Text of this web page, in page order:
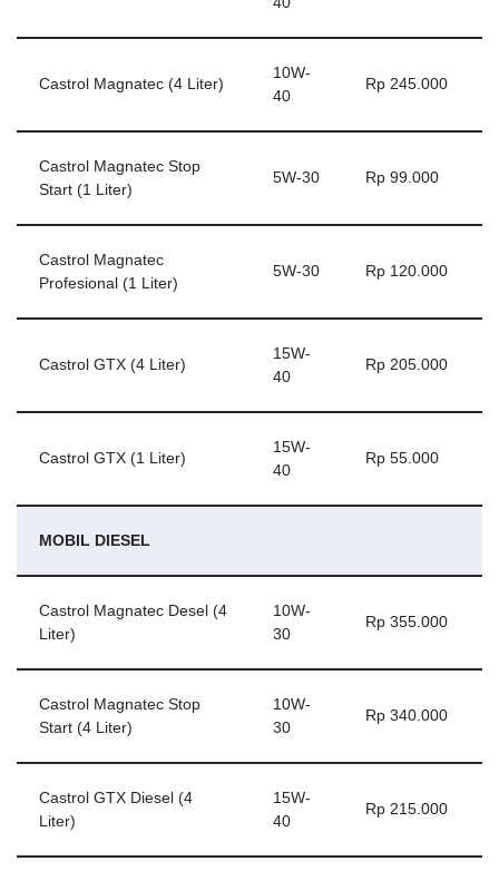
Castrol Magnatec (4 Liter)
10W-
40
Rp 245.000
Castrol Magnatec Stop
Start (1 Liter)
5W-30 Rp 99.000
Castrol Magnatec
Profesional (1 Liter)
5W-30 Rp 120.000
Castrol GTX (4 Liter)
15W-
40
Rp 205.000
Castrol GTX (1 Liter)
15W-
40
Rp 55.000
MOBIL DIESEL
Castrol Magnatec Desel (4
Liter)
10W-
30
Rp 355.000
Castrol Magnatec Stop
Start (4 Liter)
10W-
30
Rp 340.000
Castrol GTX Diesel (4
Liter)
15W-
40
Rp 215.000